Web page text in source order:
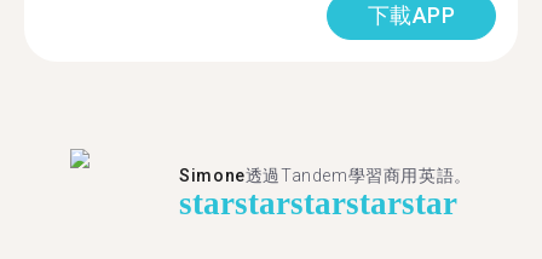
下載APP
Simone透過Tandem學習商用英語。
starstarstarstarstar